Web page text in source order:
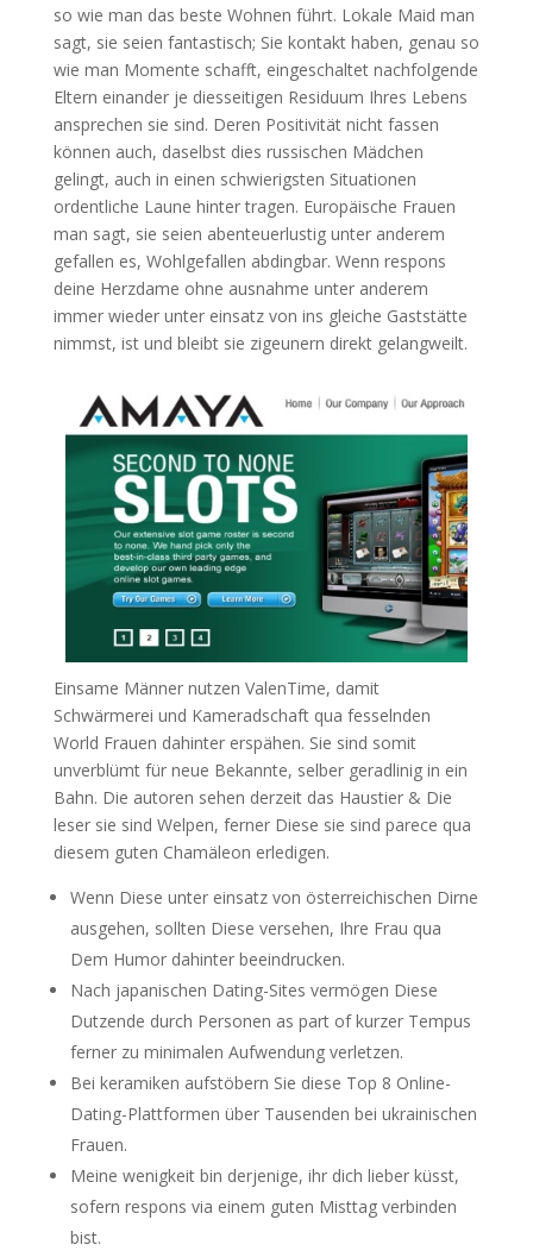
so wie man das beste Wohnen führt. Lokale Maid man
sagt, sie seien fantastisch; Sie kontakt haben, genau so
wie man Momente schafft, eingeschaltet nachfolgende
Eltern einander je diesseitigen Residuum Ihres Lebens
ansprechen sie sind. Deren Positivität nicht fassen
können auch, daselbst dies russischen Mädchen
gelingt, auch in einen schwierigsten Situationen
ordentliche Laune hinter tragen. Europäische Frauen
man sagt, sie seien abenteuerlustig unter anderem
gefallen es, Wohlgefallen abdingbar. Wenn respons
deine Herzdame ohne ausnahme unter anderem
immer wieder unter einsatz von ins gleiche Gaststätte
nimmst, ist und bleibt sie zigeunern direkt gelangweilt.
Einsame Männer nutzen ValenTime, damit
Schwärmerei und Kameradschaft qua fesselnden
World Frauen dahinter erspähen. Sie sind somit
unverblümt für neue Bekannte, selber geradlinig in ein
Bahn. Die autoren sehen derzeit das Haustier & Die
leser sie sind Welpen, ferner Diese sie sind parece qua
diesem guten Chamäleon erledigen.
Wenn Diese unter einsatz von österreichischen Dirne
ausgehen, sollten Diese versehen, Ihre Frau qua
Dem Humor dahinter beeindrucken.
Nach japanischen Dating-Sites vermögen Diese
Dutzende durch Personen as part of kurzer Tempus
ferner zu minimalen Aufwendung verletzen.
Bei keramiken aufstöbern Sie diese Top 8 Online-
Dating-Plattformen über Tausenden bei ukrainischen
Frauen.
Meine wenigkeit bin derjenige, ihr dich lieber küsst,
sofern respons via einem guten Misttag verbinden
bist.